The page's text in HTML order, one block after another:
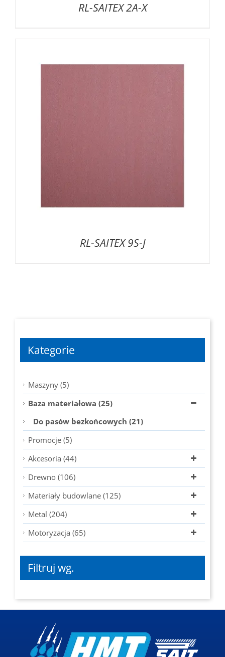
RL-SAITEX 2A-X
RL-SAITEX 9S-J
Kategorie
Maszyny (5)
Baza materiałowa (25)
Do pasów bezkońcowych (21)
Promocje (5)
Akcesoria (44)
Drewno (106)
Materiały budowlane (125)
Metal (204)
Motoryzacja (65)
Filtruj wg.